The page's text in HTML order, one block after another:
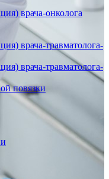
врача-онколога
врача-травматолога-
врача-травматолога-
повязки